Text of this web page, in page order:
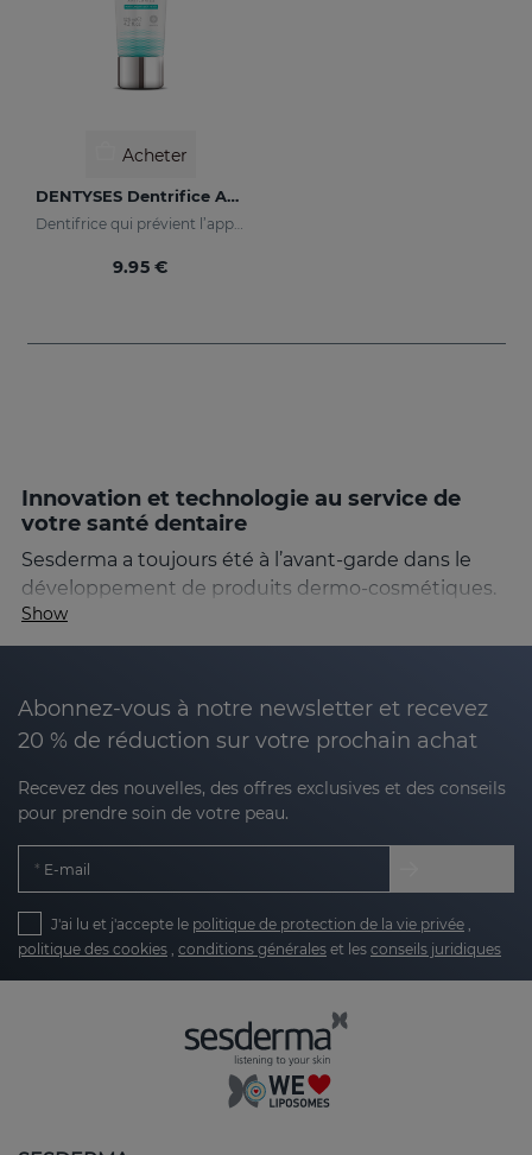
Acheter
DENTYSES Dentrifice Anti-Caries
Dentifrice qui prévient l’apparition des caries
9.95 €
Innovation et technologie au service de
votre santé dentaire
Sesderma a toujours été à l’avant-garde dans le
développement de produits dermo-cosmétiques.
Maintenant, cette expérience se déplace vers la
santé dentaire, en appliquant notretechnologie
encapsulés pour une libération contrôlée et
profonde , assurant que les avantages vont là où
Avantages des soins dentaires Sesderma :
Prévention efficace contre la carie dentaire et
la plaque bactérienne :nos produits
combattent les facteurs qui causent des
problèmes dentaires, empêchant l'apparition
Soin doux et efficace des gencives :
formulations apaisantes et anti-
Show
Abonnez-vous à notre newsletter et recevez
20 % de réduction sur votre prochain achat
Recevez des nouvelles, des offres exclusives et des conseils
pour prendre soin de votre peau.
E-mail
J'ai lu et j'accepte le politique de protection de la vie privée ,
politique des cookies , conditions générales et les conseils juridiques